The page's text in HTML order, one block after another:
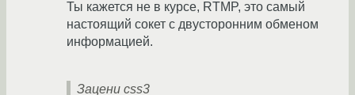
Ты кажется не в курсе, RTMP, это самый
настоящий сокет с двусторонним обменом
информацией.
Зацени css3